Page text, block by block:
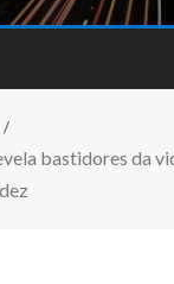
bastidores da